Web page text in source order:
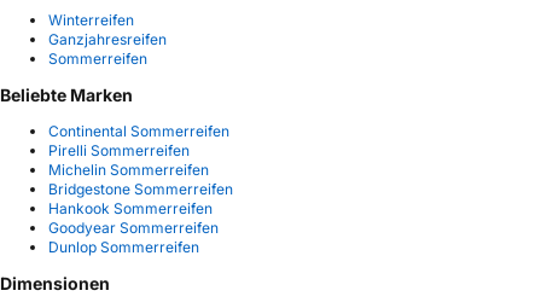
Winterreifen
Ganzjahresreifen
Sommerreifen
Beliebte Marken
Continental Sommerreifen
Pirelli Sommerreifen
Michelin Sommerreifen
Bridgestone Sommerreifen
Hankook Sommerreifen
Goodyear Sommerreifen
Dunlop Sommerreifen
Dimensionen